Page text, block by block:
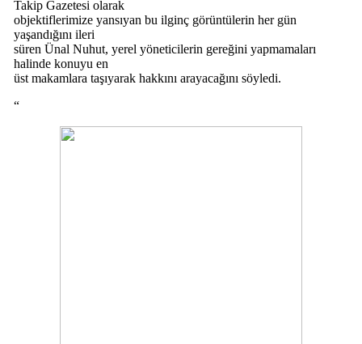
Takip Gazetesi olarak
objektiflerimize yansıyan bu ilginç görüntülerin her gün
yaşandığını ileri
süren Ünal Nuhut, yerel yöneticilerin gereğini yapmamaları
halinde konuyu en
üst makamlara taşıyarak hakkını arayacağını söyledi.
“